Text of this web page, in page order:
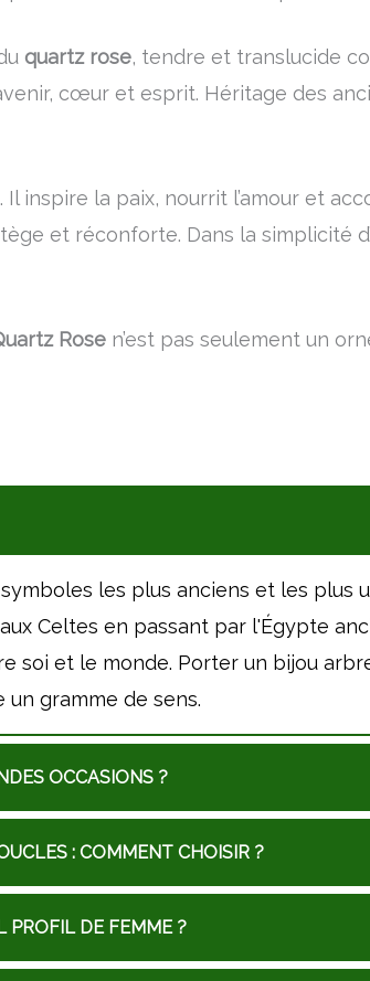
quartz rose, tendre et translucide
cœur et esprit. Héritage des
Il inspire la paix, nourrit l’amour et
et réconforte. Dans la simplicité
Rose n’est pas seulement un
les plus anciens et les
Celtes en passant par l'Égypte
soi et le monde. Porter un bijou
gramme de sens.
OCCASIONS ?
: COMMENT CHOISIR ?
PROFIL DE FEMME ?